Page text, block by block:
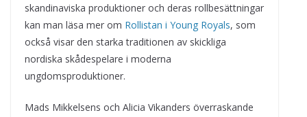
skandinaviska produktioner och deras rollbesättningar
kan man läsa mer om Rollistan i Young Royals, som
också visar den starka traditionen av skickliga
nordiska skådespelare i moderna
ungdomsproduktioner.
Mads Mikkelsens och Alicia Vikanders överraskande